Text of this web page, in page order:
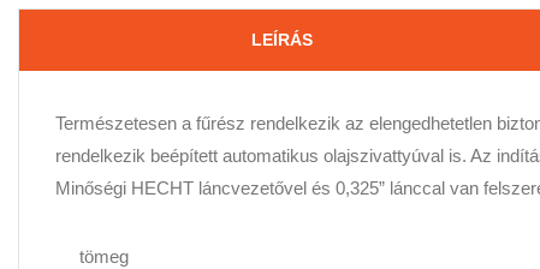
LEÍRÁS
Természetesen a fűrész rendelkezik az elengedhetetlen
rendelkezik beépített automatikus olajszivattyúval is. Az
Minőségi HECHT láncvezetővel és 0,325” lánccal van
tömeg